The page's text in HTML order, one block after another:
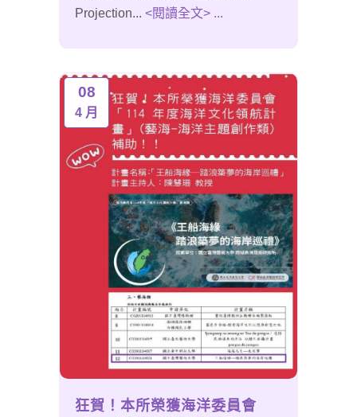
Projection... <閱讀全文> ...
08
4 月
狂賀！本所榮獲海洋委員會